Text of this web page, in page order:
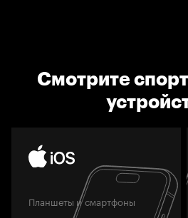
Смотрите
Планшеты и смартфоны